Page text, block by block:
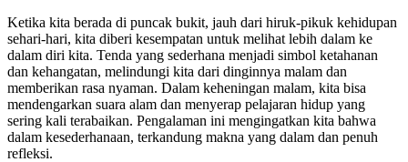
Ketika kita berada di puncak bukit, jauh dari hiruk-pikuk kehidupan
sehari-hari, kita diberi kesempatan untuk melihat lebih dalam ke
dalam diri kita. Tenda yang sederhana menjadi simbol ketahanan
dan kehangatan, melindungi kita dari dinginnya malam dan
memberikan rasa nyaman. Dalam keheningan malam, kita bisa
mendengarkan suara alam dan menyerap pelajaran hidup yang
sering kali terabaikan. Pengalaman ini mengingatkan kita bahwa
dalam kesederhanaan, terkandung makna yang dalam dan penuh
refleksi.